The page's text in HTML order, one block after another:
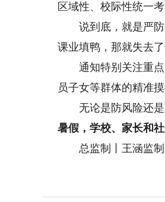
区域性、校际性统一
说到底，就是严防
课业填鸭，那就失去
通知特别关注重点
员子女等群体的精准
无论是防风险还是
暑假，学校、家长和
总监制丨王涵监制